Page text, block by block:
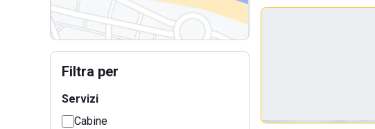
Filtra per
Servizi
Cabine